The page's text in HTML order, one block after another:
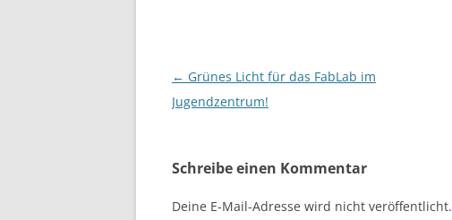
Beitragsnavigation
← Grünes Licht für das FabLab im
Jugendzentrum!
Schreibe einen Kommentar
Deine E-Mail-Adresse wird nicht veröffentlicht.